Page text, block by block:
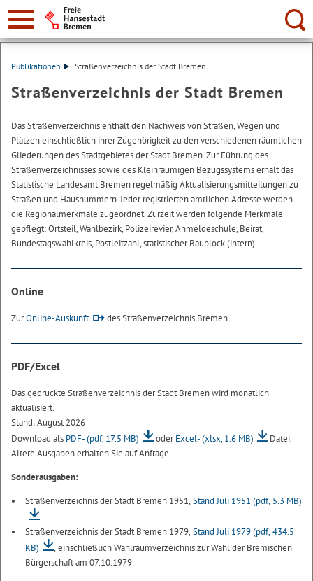
Suche:
Publikationen Straßenverzeichnis der Stadt Bremen
Straßenverzeichnis der Stadt Bremen
Das Straßenverzeichnis enthält den Nachweis von Straßen, Wegen und
Plätzen einschließlich ihrer Zugehörigkeit zu den verschiedenen räumlichen
Gliederungen des Stadtgebietes der Stadt Bremen. Zur Führung des
Straßenverzeichnisses sowie des Kleinräumigen Bezugssystems erhält das
Statistische Landesamt Bremen regelmäßig Aktualisierungsmitteilungen zu
Straßen und Hausnummern. Jeder registrierten amtlichen Adresse werden
die Regionalmerkmale zugeordnet. Zurzeit werden folgende Merkmale
gepflegt: Ortsteil, Wahlbezirk, Polizeirevier, Anmeldeschule, Beirat,
Bundestagswahlkreis, Postleitzahl, statistischer Baublock (intern).
Online
ZurOnline-Auskunft des Straßenverzeichnis Bremen.
PDF/Excel
Das gedruckte Straßenverzeichnis der Stadt Bremen wird monatlich
aktualisiert.
Stand: August 2026
Download als PDF-(pdf, 17.5 MB) oderExcel-(xlsx, 1.6 MB)
Datei.
Ältere Ausgaben erhalten Sie auf Anfrage.
Sonderausgaben:
Straßenverzeichnis der Stadt Bremen 1951, Stand Juli 1951 (pdf, 5.3 MB)
Straßenverzeichnis der Stadt Bremen 1979, Stand Juli 1979(pdf, 434.5
KB)
, einschließlich Wahlraumverzeichnis zur Wahl der Bremischen
Bürgerschaft am 07.10.1979